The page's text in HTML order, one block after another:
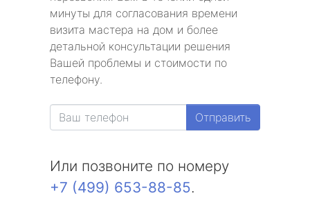
минуты для согласования времени
визита мастера на дом и более
детальной консультации решения
Вашей проблемы и стоимости по
телефону.
Отправить
Или позвоните по номеру
+7 (499) 653-88-85.